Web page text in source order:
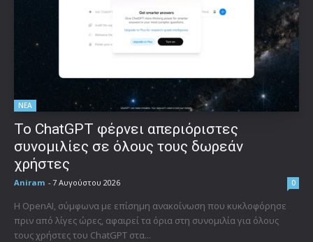
ΝΕΑ
Το ChatGPT φέρνει απεριόριστες
συνομιλίες σε όλους τους δωρεάν
χρήστες
Aniram - 7 Αυγούστου 2026 0
Η OpenAI, σύμφωνα με επίσημη ανακοίνωση που κυκλοφόρησε
πριν από λίγες ώρες, αφαιρεί τα όρια στη συνομιλία για όλους
τους χρήστες του ChatGPT στα...